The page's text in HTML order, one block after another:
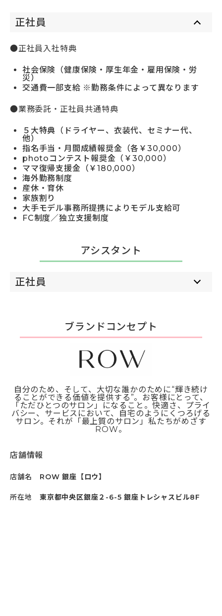
正社員
●正社員入社特典
社会保険（健康保険・厚生年金・雇用保険・労
災）
交通費一部支給 ※勤務条件によって異なります
●業務委託・正社員共通特典
５大特典（ドライヤー、衣装代、セミナー代、
他）
指名手当・月間成績報奨金（各￥30,000）
photoコンテスト報奨金（￥30,000）
ママ復帰支援金（￥180,000）
海外勤務制度
産休・育休
家族割り
大手モデル事務所提携によりモデル支給可
FC制度／独立支援制度
アシスタント
正社員
ブランドコンセプト
自分のため、そして、大切な誰かのために“輝き続け
ることができる価値を提供する”。お客様にとって、
「ただひとつのサロン」になること。快適さ、プライ
バシー、サービスにおいて、自宅のようにくつろげる
サロン。それが「最上質のサロン」私たちがめざす
ROW。
店舗情報
店舗名 ROW 銀座【ロウ】
所在地 東京都中央区銀座２-6-5 銀座トレシャスビル8F